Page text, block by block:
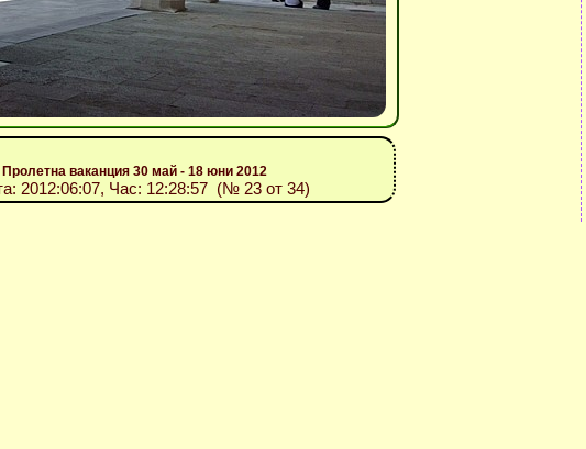
ваканция 30 май - 18 юни 2012
2012:06:07, Час: 12:28:57 (№ 23 от 34)